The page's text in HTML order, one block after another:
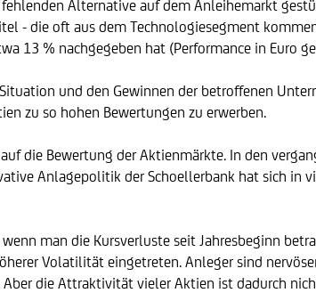
Alternative auf dem Anleihemarkt
- die oft aus dem Technologiesegment
13 % nachgegeben hat (Performance in Euro
und den Gewinnen der betroffenen
zu so hohen Bewertungen zu erwerben.
die Bewertung der Aktienmärkte. In den
Anlagepolitik der Schoellerbank hat sich in
man die Kursverluste seit Jahresbeginn
Volatilität eingetreten. Anleger sind
die Attraktivität vieler Aktien ist dadurch